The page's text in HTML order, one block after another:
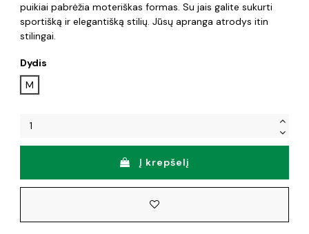
puikiai pabrėžia moteriškas formas. Su jais galite sukurti
sportišką ir elegantišką stilių. Jūsų apranga atrodys itin
stilingai.
Dydis
M
Į krepšelį